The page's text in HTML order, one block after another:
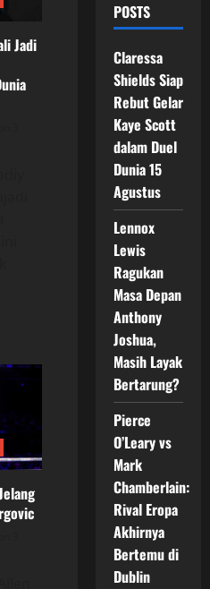
Jadi
POSTS
Claressa
Shields Siap
Rebut Gelar
Kaye Scott
dalam Duel
Dunia 15
Agustus
Lennox
Lewis
Ragukan
Masa Depan
Anthony
Joshua,
Masih Layak
Bertarung?
Pierce
O’Leary vs
Mark
Chamberlain:
Rival Eropa
Akhirnya
Bertemu di
Dublin